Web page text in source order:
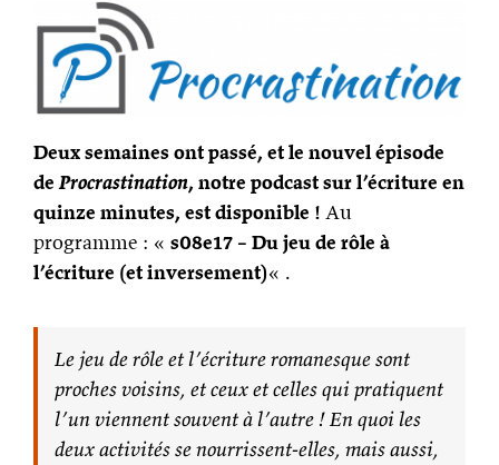
Deux semaines ont passé, et le nouvel épisode
deProcrastination, notre podcast sur l’écriture en
quinze minutes, est disponible ! Au
programme : « s08e17 – Du jeu de rôle à
l’écriture (et inversement)« .
Le jeu de rôle et l’écriture romanesque sont
proches voisins, et ceux et celles qui pratiquent
l’un viennent souvent à l’autre ! En quoi les
deux activités se nourrissent-elles, mais aussi,